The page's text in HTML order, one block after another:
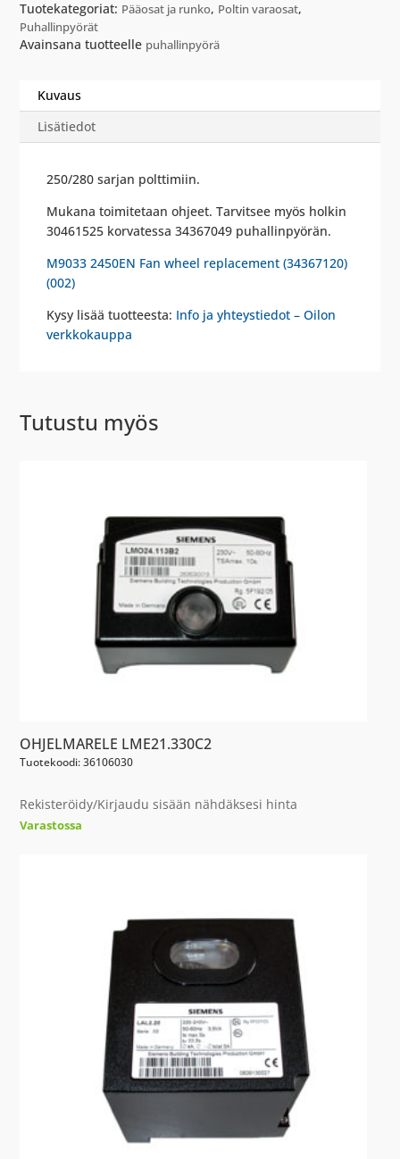
Tuotekategoriat: Pääosat ja runko, Poltin varaosat,
Puhallinpyörät
Avainsana tuotteelle puhallinpyörä
Kuvaus
Lisätiedot
250/280 sarjan polttimiin.
Mukana toimitetaan ohjeet. Tarvitsee myös holkin
30461525 korvatessa 34367049 puhallinpyörän.
M9033 2450EN Fan wheel replacement (34367120)
(002)
Kysy lisää tuotteesta: Info ja yhteystiedot – Oilon
verkkokauppa
Tutustu myös
OHJELMARELE LME21.330C2
Tuotekoodi: 36106030
Rekisteröidy/Kirjaudu sisään nähdäksesi hinta
Varastossa